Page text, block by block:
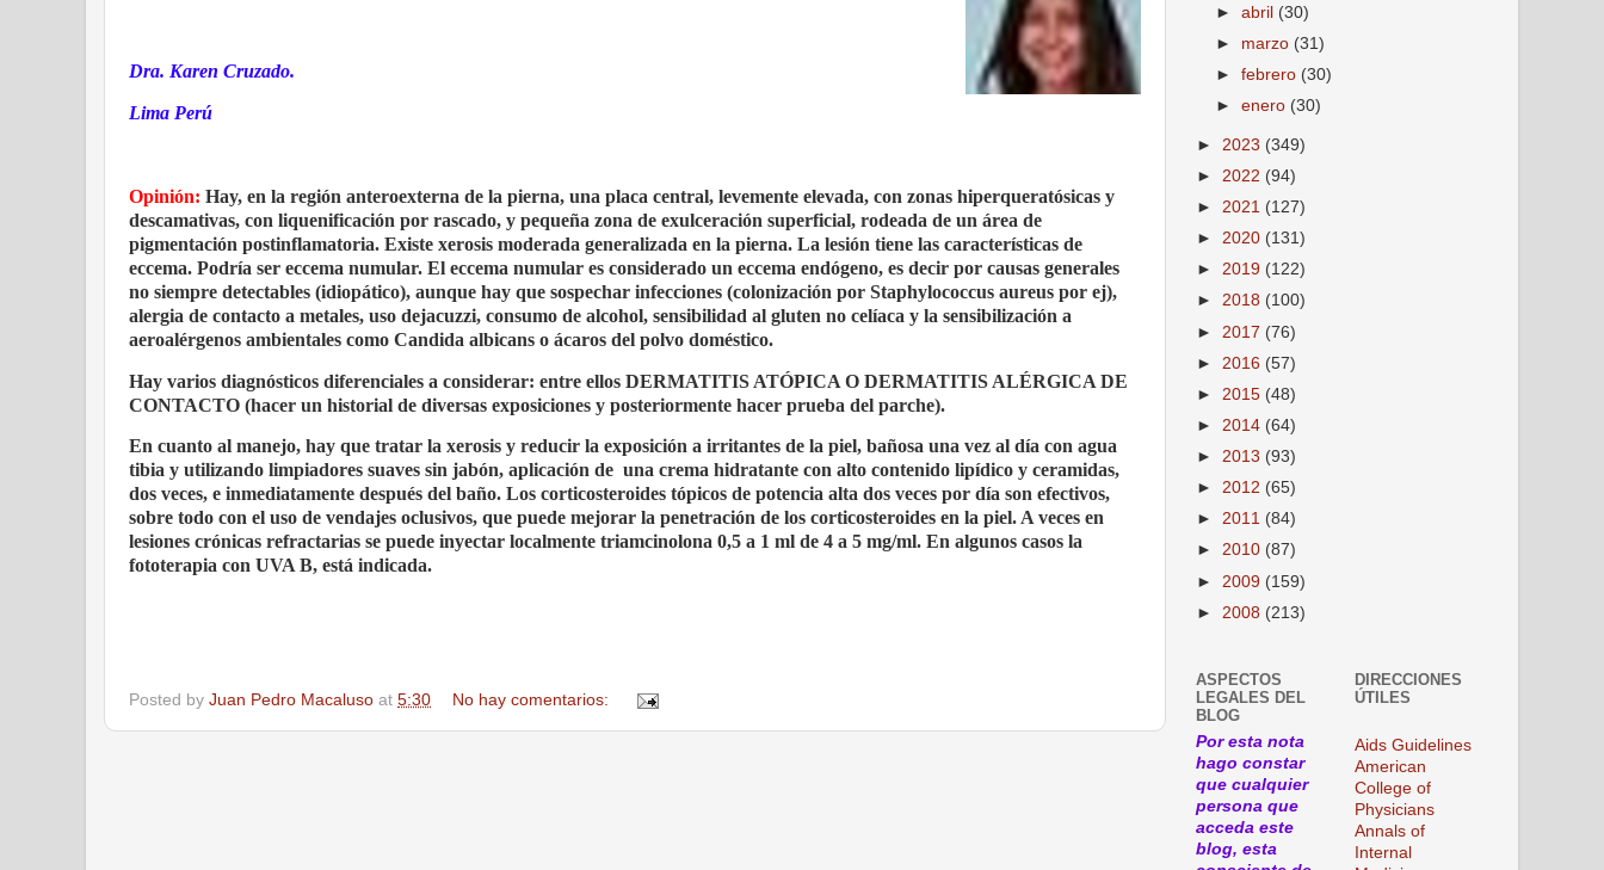
Dra. Karen Cruzado.
Lima Perú
Opinión: Hay, en la región anteroexterna de la pierna, una placa central, levemente elevada, con zonas hiperqueratósicas y
descamativas, con liquenificación por rascado, y pequeña zona de exulceración superficial, rodeada de un área de
pigmentación postinflamatoria. Existe xerosis moderada generalizada en la pierna. La lesión tiene las características de
eccema. Podría ser eccema numular. El eccema numular es considerado un eccema endógeno, es decir por causas generales
no siempre detectables (idiopático), aunque hay que sospechar infecciones (colonización por Staphylococcus aureus por ej),
alergia de contacto a metales, uso dejacuzzi, consumo de alcohol, sensibilidad al gluten no celíaca y la sensibilización a
aeroalérgenos ambientales como Candida albicans o ácaros del polvo doméstico.
Hay varios diagnósticos diferenciales a considerar: entre ellos DERMATITIS ATÓPICA O DERMATITIS ALÉRGICA DE
CONTACTO (hacer un historial de diversas exposiciones y posteriormente hacer prueba del parche).
En cuanto al manejo, hay que tratar la xerosis y reducir la exposición a irritantes de la piel, bañosa una vez al día con agua
tibia y utilizando limpiadores suaves sin jabón, aplicación de una crema hidratante con alto contenido lipídico y ceramidas,
dos veces, e inmediatamente después del baño. Los corticosteroides tópicos de potencia alta dos veces por día son efectivos,
sobre todo con el uso de vendajes oclusivos, que puede mejorar la penetración de los corticosteroides en la piel. A veces en
lesiones crónicas refractarias se puede inyectar localmente triamcinolona 0,5 a 1 ml de 4 a 5 mg/ml. En algunos casos la
fototerapia con UVA B, está indicada.
Posted by Juan Pedro Macaluso at 5:30 No hay comentarios:
►abril (30)
► marzo (31)
►febrero (30)
►enero (30)
► 2023 (349)
► 2022 (94)
► 2021 (127)
► 2020 (131)
► 2019 (122)
► 2018 (100)
► 2017 (76)
► 2016 (57)
► 2015 (48)
► 2014 (64)
► 2013 (93)
► 2012 (65)
► 2011 (84)
► 2010 (87)
► 2009 (159)
► 2008 (213)
ASPECTOS
LEGALES DEL
BLOG
Por esta nota
hago constar
que cualquier
persona que
acceda este
blog, esta
DIRECCIONES
ÚTILES
Aids Guidelines
American
College of
Physicians
Annals of
Internal